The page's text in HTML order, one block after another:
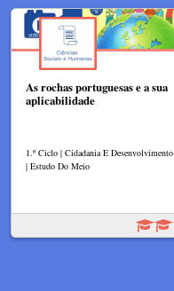
As rochas portuguesas e a sua
aplicabilidade
1.º Ciclo | Cidadania E Desenvolvimento
| Estudo Do Meio